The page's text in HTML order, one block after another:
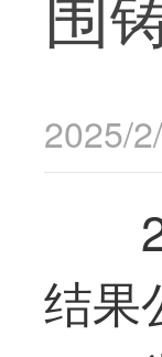
2025/
结果